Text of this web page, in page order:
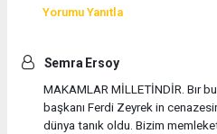
Yorumu Yanıtla
Semra Ersoy
MAKAMLAR MİLLETİNDİR. Bır
başkanı Ferdi Zeyrek in
dünya tanık oldu. Bizim